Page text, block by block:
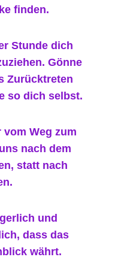
finden.
Stunde dich
Gönne
Zurücktreten
so dich selbst.
Weg zum
nach dem
statt nach
und
dass das
währt.